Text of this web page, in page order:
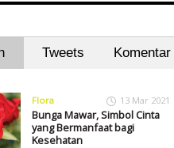
Tweets Komentar
Flora 13 Mar 2021
Bunga Mawar, Simbol Cinta
yang Bermanfaat bagi
Kesehatan